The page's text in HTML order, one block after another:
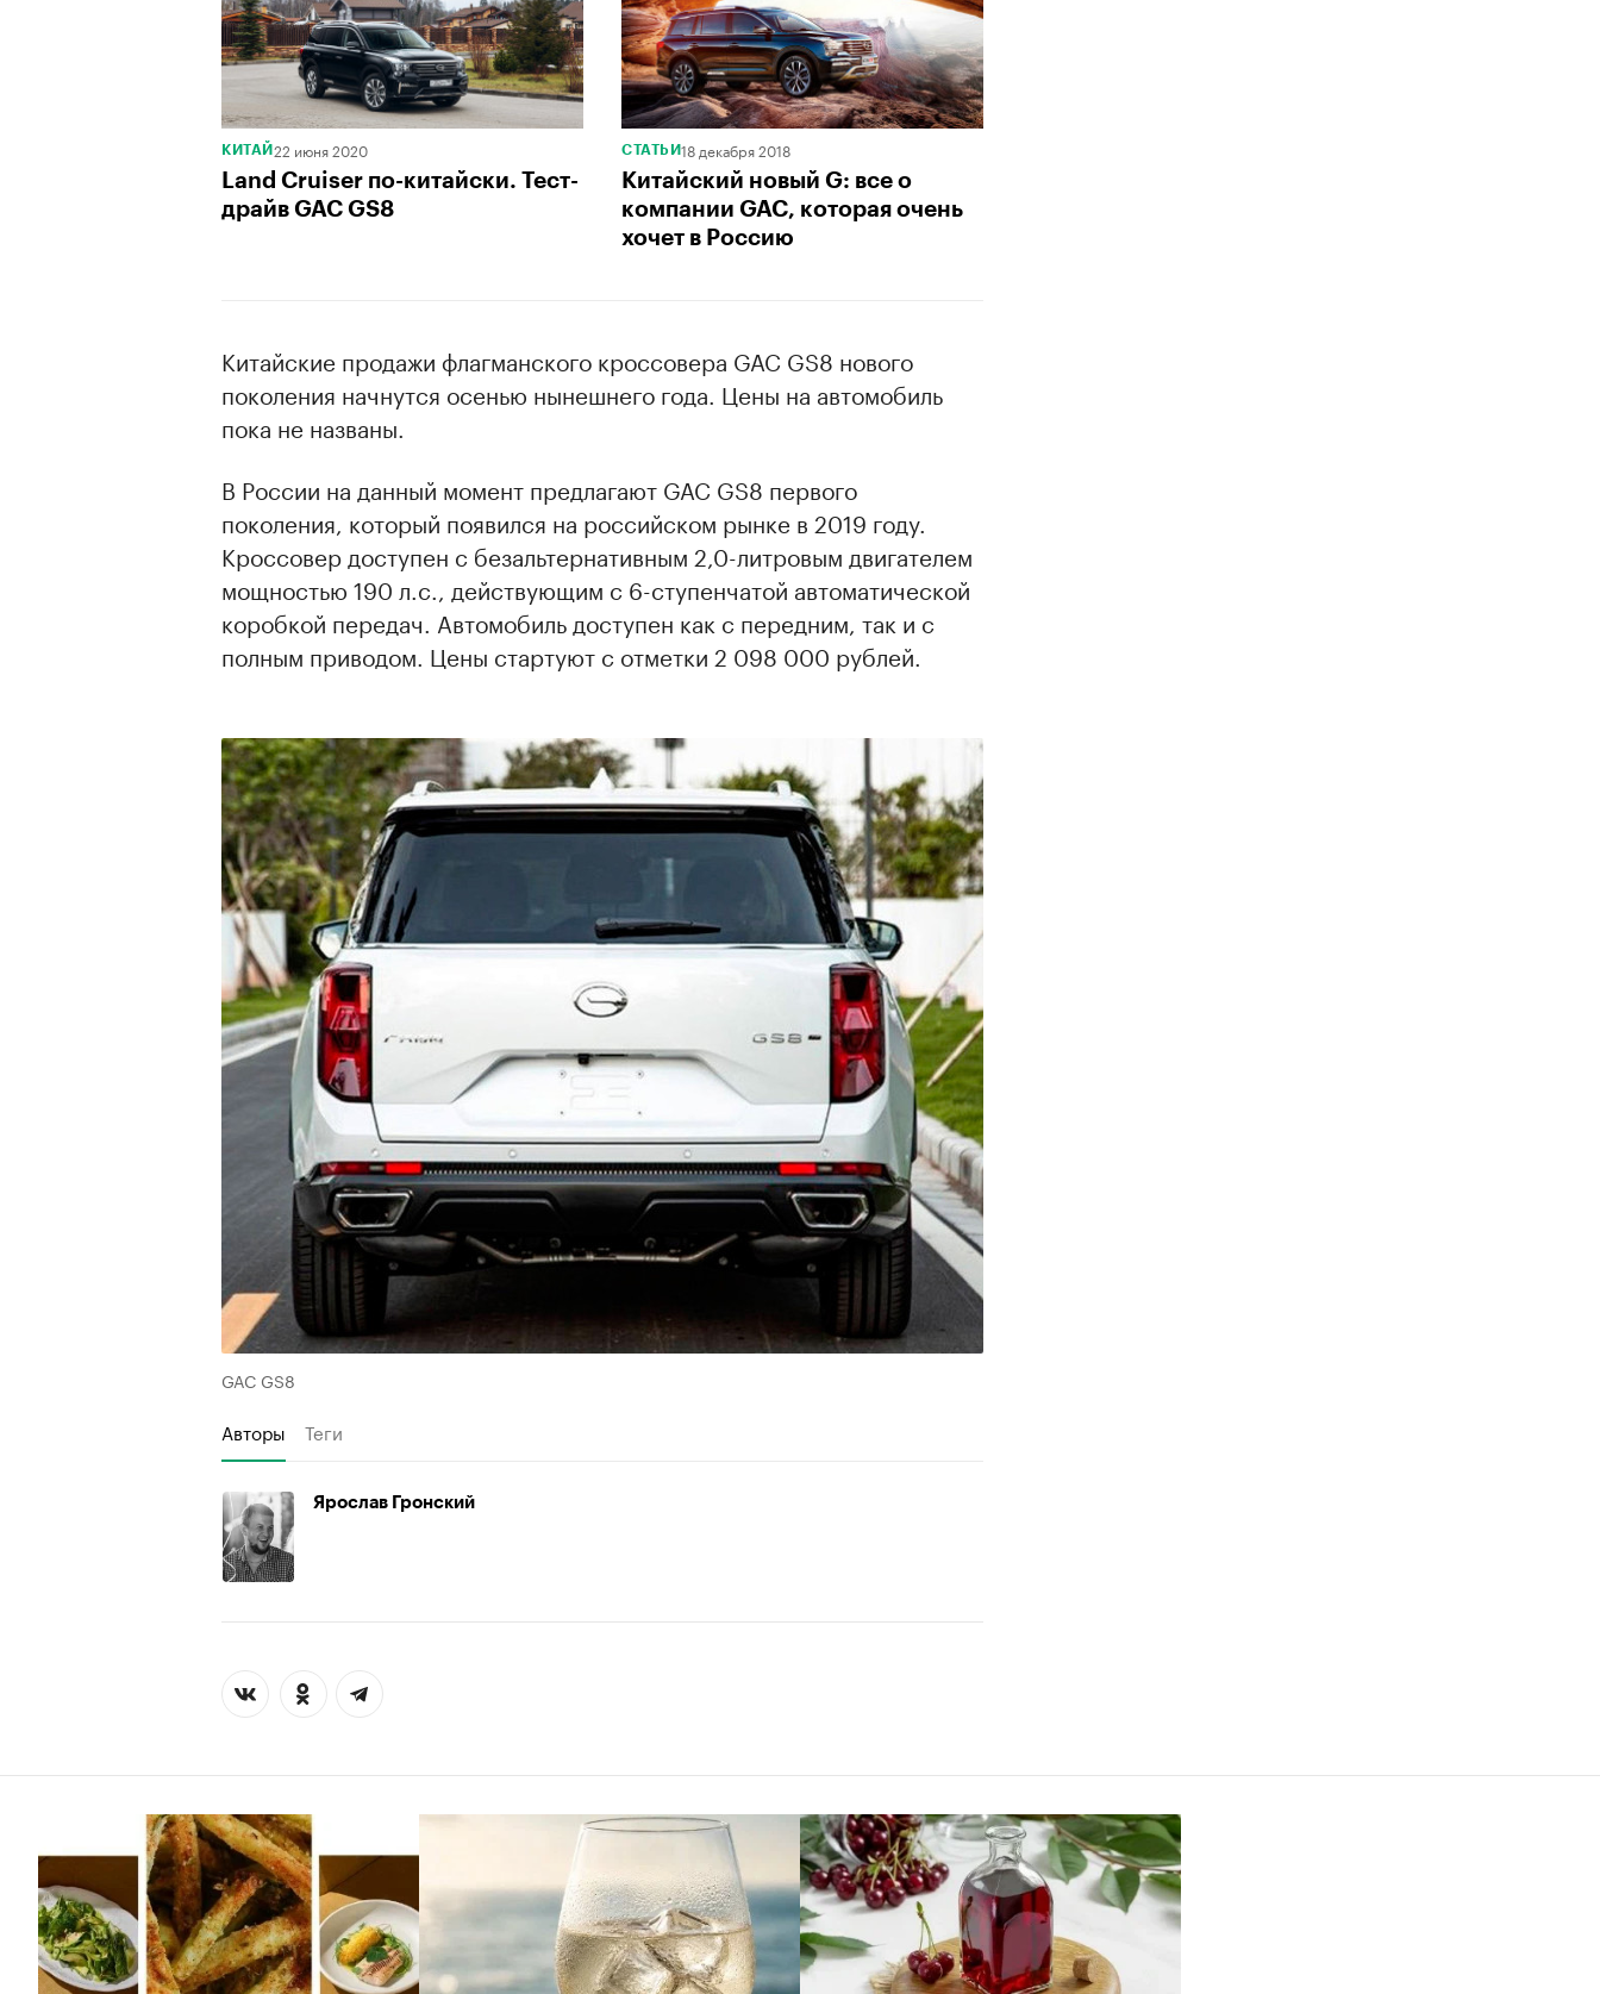
00:00 00:00
КИТАЙ 22 июня 2020
Land Cruiser по-китайски. Тест-
драйв GAC GS8
СТАТЬИ18 декабря 2018
Китайский новый G: все о
компании GAC, которая очень
хочет в Россию
Китайские продажи флагманского кроссовера GAC GS8 нового
поколения начнутся осенью нынешнего года. Цены на автомобиль
пока не названы.
В России на данный момент предлагают GAC GS8 первого
поколения, который появился на российском рынке в 2019 году.
Кроссовер доступен с безальтернативным 2,0-литровым двигателем
мощностью 190 л.с., действующим с 6-ступенчатой автоматической
коробкой передач. Автомобиль доступен как с передним, так и с
полным приводом. Цены стартуют с отметки 2 098 000 рублей.
GAC GS8
Авторы Теги
Ярослав Гронский